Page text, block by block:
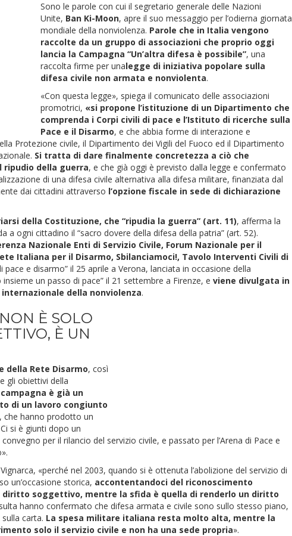
Sono le parole con cui il segretario generale delle Nazioni
Unite, Ban Ki-Moon, apre il suo messaggio per l’odierna giornata
mondiale della nonviolenza. Parole che in Italia vengono
raccolte da un gruppo di associazioni che proprio oggi
lancia la Campagna “Un’altra difesa è possibile”, una
raccolta firme per unalegge di iniziativa popolare sulla
difesa civile non armata e nonviolenta.
«Con questa legge», spiega il comunicato delle associazioni
promotrici, «si propone l’istituzione di un Dipartimento che
comprenda i Corpi civili di pace e l’Istituto di ricerche sulla
Pace e il Disarmo, e che abbia forme di interazione e
Protezione civile, il Dipartimento dei Vigili del Fuoco ed il Dipartimento
Si tratta di dare finalmente concretezza a ciò che
della guerra, e che già oggi è previsto dalla legge e confermato
di una difesa civile alternativa alla difesa militare, finanziata dal
dai cittadini attraverso l’opzione fiscale in sede di dichiarazione
della Costituzione, che “ripudia la guerra” (art. 11), afferma la
a ogni cittadino il “sacro dovere della difesa della patria” (art. 52).
Nazionale Enti di Servizio Civile, Forum Nazionale per il
Italiana per il Disarmo, Sbilanciamoci!, Tavolo Interventi Civili di
pace e disarmo” il 25 aprile a Verona, lanciata in occasione della
un passo di pace” il 21 settembre a Firenze, e viene divulgata in
della nonviolenza.
È SOLO
È UN
della Rete Disarmo, così
gli obiettivi della
campagna è già un
di un lavoro congiunto
, che hanno prodotto un
si è giunti dopo un
per il rilancio del servizio civile, e passato per l’Arena di Pace e
«perché nel 2003, quando si è ottenuta l’abolizione del servizio di
un’occasione storica, accontentandoci del riconoscimento
diritto soggettivo, mentre la sfida è quella di renderlo un diritto
hanno confermato che difesa armata e civile sono sullo stesso piano,
carta. La spesa militare italiana resta molto alta, mentre la
solo il servizio civile e non ha una sede propria».